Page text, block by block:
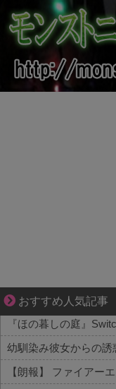
おすすめ人気記事
ぜんぶ私が中心、そう
『ほの暮しの庭』
幼馴染み彼女からの